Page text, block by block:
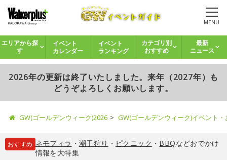
MENU
エリアから探
す
イベント
カレンダー
イベント
ランキング
カテゴリ別
おすすめ
最新
ニュース
2026年の更新は終了いたしました。来年（2027年）も
どうぞよろしくお願いします。
GW(ゴールデンウィーク)2026 GW(ゴールデンウィーク)イベント
おすすめ ネモフィラ ・ 潮干狩り ・ ピクニック ・ BBQなどおでかけ
情報を大特集